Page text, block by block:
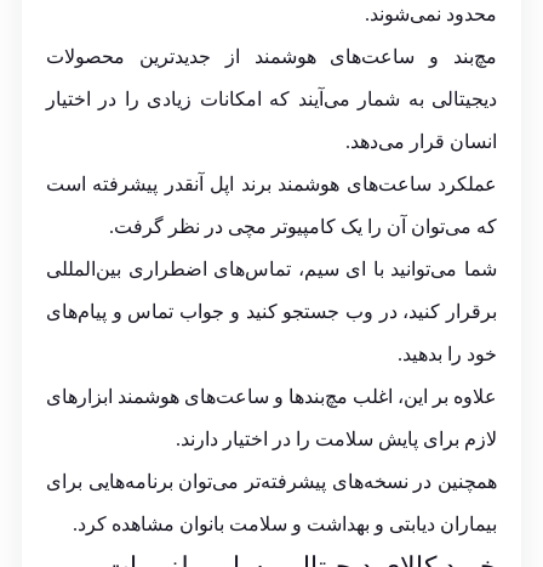
محدود نمی‌شوند.
مچ‌بند و ساعت‌های هوشمند از جدیدترین محصولات
دیجیتالی به شمار می‌آیند که امکانات زیادی را در اختیار
انسان قرار می‌دهد.
عملکرد ساعت‌های هوشمند برند اپل آنقدر پیشرفته است
که می‌توان آن را یک کامپیوتر مچی در نظر گرفت.
شما می‌توانید با ای سیم، تماس‌های اضطراری بین‌المللی
برقرار کنید، در وب جستجو کنید و جواب تماس و پیام‌های
خود را بدهید.
علاوه بر این، اغلب مچ‌بندها و ساعت‌های هوشمند ابزارهای
لازم برای پایش سلامت را در اختیار دارند.
همچنین در نسخه‌های پیشرفته‌تر می‌توان برنامه‌هایی برای
بیماران دیابتی و بهداشت و سلامت بانوان مشاهده کرد.